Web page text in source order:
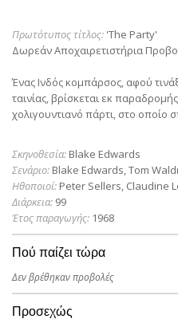
Πρωτότυπος τίτλος: 'The Party'
Δωρεάν Αποχαιρετιστήρια
Ένας Ινδός κομπάρσος, αφού
ταινίας, βρίσκεται εκ
χολιγουντιανό πάρτι, στο οποίο
Σκηνοθεσία: Blake Edwards
Σενάριο: Blake Edwards, Tom
Ηθοποιοί: Peter Sellers, Claudine
Διάρκεια: 99
Έτος παραγωγής: 1968
Πού παίζει τώρα
Δεν βρέθηκαν προβολές
Προσεχώς